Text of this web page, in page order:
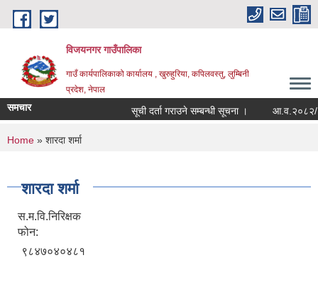
Skip to main content
विजयनगर गाउँपालिका
गाउँ कार्यपालिकाको कार्यालय , खुरुहुरिया, कपिलवस्तु, लुम्बिनी
प्रदेश, नेपाल
समचार सूची दर्ता गराउने सम्बन्धी सूचना । आ.व.२०८२/
You are here
Home » शारदा शर्मा
शारदा शर्मा
स.म.वि.निरिक्षक
फोन:
९८४७०४०४८१